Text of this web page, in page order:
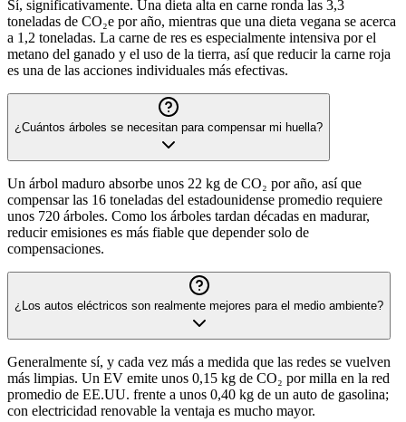
Sí, significativamente. Una dieta alta en carne ronda las 3,3
toneladas de CO₂e por año, mientras que una dieta vegana se acerca
a 1,2 toneladas. La carne de res es especialmente intensiva por el
metano del ganado y el uso de la tierra, así que reducir la carne roja
es una de las acciones individuales más efectivas.
¿Cuántos árboles se necesitan para compensar mi huella?
Un árbol maduro absorbe unos 22 kg de CO₂ por año, así que
compensar las 16 toneladas del estadounidense promedio requiere
unos 720 árboles. Como los árboles tardan décadas en madurar,
reducir emisiones es más fiable que depender solo de
compensaciones.
¿Los autos eléctricos son realmente mejores para el medio ambiente?
Generalmente sí, y cada vez más a medida que las redes se vuelven
más limpias. Un EV emite unos 0,15 kg de CO₂ por milla en la red
promedio de EE.UU. frente a unos 0,40 kg de un auto de gasolina;
con electricidad renovable la ventaja es mucho mayor.